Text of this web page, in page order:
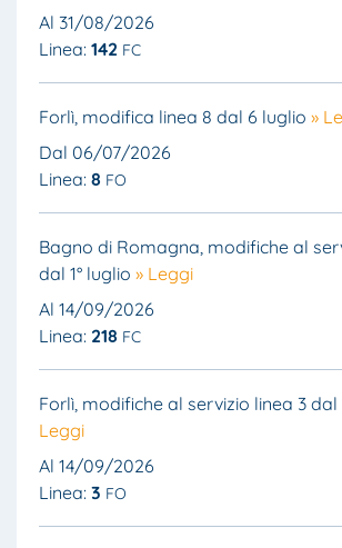
Al 31/08/2026
Linea: 142 FC
Forlì, modifica linea 8 dal 6 luglio »
Dal 06/07/2026
Linea: 8 FO
Bagno di Romagna, modifiche al
dal 1° luglio » Leggi
Al 14/09/2026
Linea: 218 FC
Forlì, modifiche al servizio linea 3 dal
Leggi
Al 14/09/2026
Linea: 3 FO